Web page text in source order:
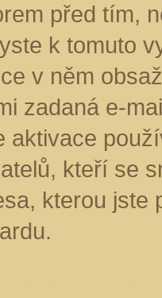
před tím,
k tomuto
v něm
zadaná e-
aktivace
kteří se
kterou jste